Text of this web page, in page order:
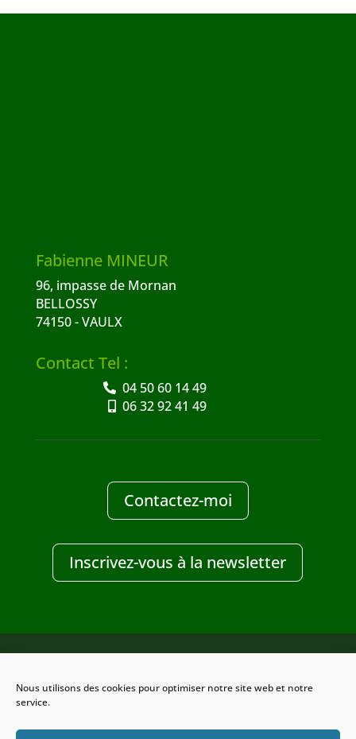
Nous utilisons des cookies pour optimiser notre site web et notre
service.
Fabienne MINEUR
96, impasse de Mornan
BELLOSSY
74150 - VAULX
Contact Tel :
04 50 60 14 49
06 32 92 41 49
Contactez-moi
Inscrivez-vous à la newsletter
Design Clic-services